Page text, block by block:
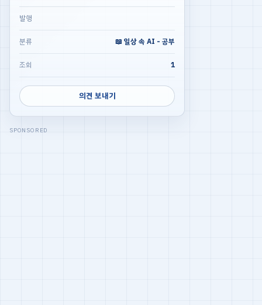
발행
분류 📖 일상 속 AI - 공부
조회 1
의견 보내기
SPONSORED